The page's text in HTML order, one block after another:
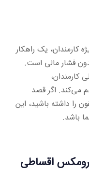
ویژه کارمندان، یک راهکار
فشار مالی است.
کارمندان،
می‌کند. اگر قصد
را داشته باشید، این
باشد.
برای خرید آیفون ۱۵ پرومکس اقساطی